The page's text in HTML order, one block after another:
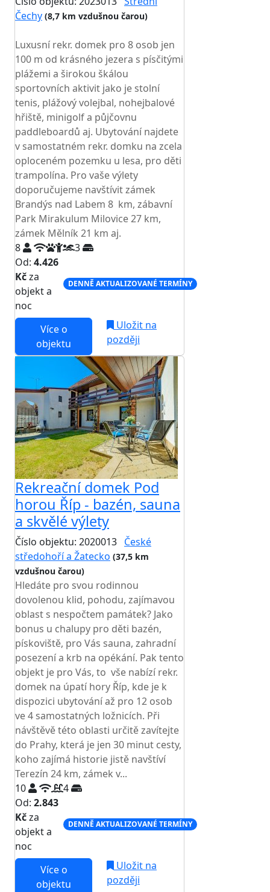
Čechy (8,7 km vzdušnou čarou)
Luxusní rekr. domek pro 8 osob jen
100 m od krásného jezera s písčitými
plážemi a širokou škálou
sportovních aktivit jako je stolní
tenis, plážový volejbal, nohejbalové
hřiště, minigolf a půjčovnu
paddleboardů aj. Ubytování najdete
v samostatném rekr. domku na zcela
oploceném pozemku u lesa, pro děti
trampolína. Pro vaše výlety
doporučujeme navštívit zámek
Brandýs nad Labem 8 km, zábavní
Park Mirakulum Milovice 27 km,
zámek Mělník 21 km aj.
8
3
Od: 4.426
Kčza
objekt a
noc
DENNĚ AKTUALIZOVANÉ TERMÍNY
Více o
objektu
Uložit na
později
Rekreační domek Pod
horou Říp - bazén, sauna
a skvělé výlety
Číslo objektu: 2020013 České
středohoří a Žatecko (37,5 km
vzdušnou čarou)
Hledáte pro svou rodinnou
dovolenou klid, pohodu, zajímavou
oblast s nespočtem památek? Jako
bonus u chalupy pro děti bazén,
pískoviště, pro Vás sauna, zahradní
posezení a krb na opékání. Pak tento
objekt je pro Vás, to vše nabízí rekr.
domek na úpatí hory Říp, kde je k
dispozici ubytování až pro 12 osob
ve 4 samostatných ložnicích. Při
návštěvě této oblasti určitě zavítejte
do Prahy, která je jen 30 minut cesty,
koho zajímá historie jistě navštíví
Terezín 24 km, zámek v...
10
4
Od: 2.843
Kčza
objekt a
noc
DENNĚ AKTUALIZOVANÉ TERMÍNY
Více o
objektu
Uložit na
později